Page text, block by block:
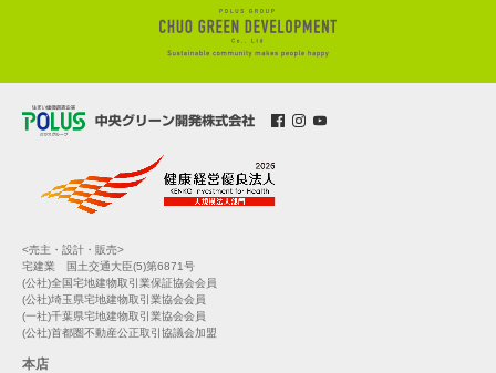
<売主・設計・販売>
宅建業 国土交通大臣(5)第6871号
(公社)全国宅地建物取引業保証協会会員
(公社)埼玉県宅地建物取引業協会会員
(一社)千葉県宅地建物取引業協会会員
(公社)首都圏不動産公正取引協議会加盟
本店